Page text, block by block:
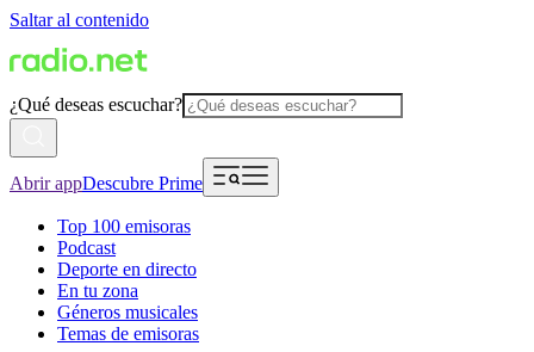
Saltar al contenido
¿Qué deseas escuchar?
Abrir appDescubre Prime
Top 100 emisoras
Podcast
Deporte en directo
En tu zona
Géneros musicales
Temas de emisoras